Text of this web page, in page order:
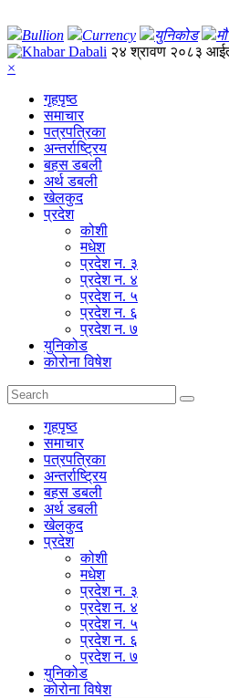
Bullion Currency युनिकोड
२४ श्रावण २०८३
×
गृहपृष्‍ठ
समाचार
पत्रपत्रिका
अन्तर्राष्ट्रिय
बहस डबली
अर्थ डबली
खेलकुद
प्रदेश
कोशी
मधेश
प्रदेश न. ३
प्रदेश न. ४
प्रदेश न. ५
प्रदेश न. ६
प्रदेश न. ७
युनिकोड
कोरोना विषेश
गृहपृष्‍ठ
समाचार
पत्रपत्रिका
अन्तर्राष्ट्रिय
बहस डबली
अर्थ डबली
खेलकुद
प्रदेश
कोशी
मधेश
प्रदेश न. ३
प्रदेश न. ४
प्रदेश न. ५
प्रदेश न. ६
प्रदेश न. ७
युनिकोड
कोरोना विषेश